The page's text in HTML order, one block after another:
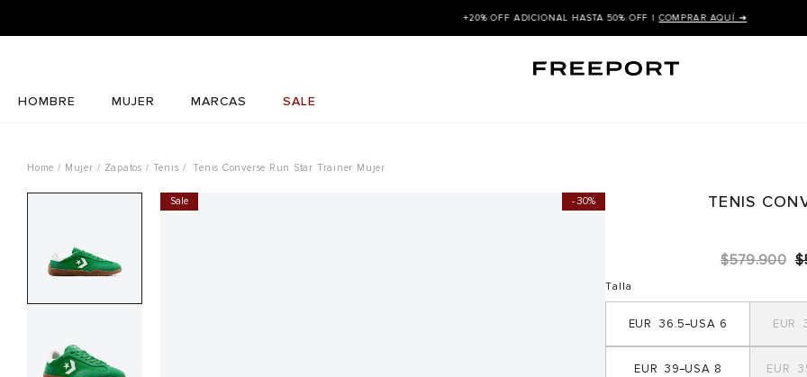
+20% OFF ADICIONAL HASTA 50% OFF |COMPRAR AQUÍ ➜
HOMBRE MUJER MARCAS SALE
Mujer Zapatos Tenis Tenis Converse Run Star Trainer Mujer
30%
Sale TENIS
$579.900 $
Talla
6
36.5
8
39